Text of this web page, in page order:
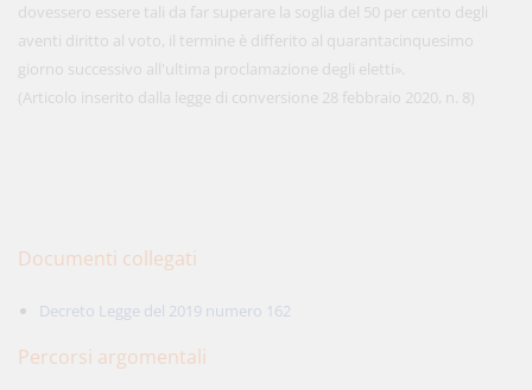
dovessero essere tali da far superare la soglia del 50 per cento degli
aventi diritto al voto, il termine è differito al quarantacinquesimo
giorno successivo all'ultima proclamazione degli eletti».
(Articolo inserito dalla legge di conversione 28 febbraio 2020, n. 8)
Documenti collegati
Decreto Legge del 2019 numero 162
Percorsi argomentali